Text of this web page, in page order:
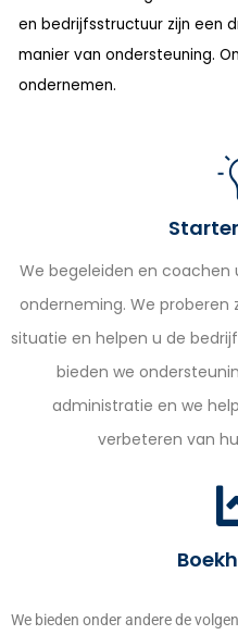
en bedrijfsstructuur zijn een
manier van ondersteuning.
ondernemen.
We begeleiden en
onderneming. We proberen
situatie en helpen u de
bieden we
administratie en we
verbeteren van
We bieden onder andere de